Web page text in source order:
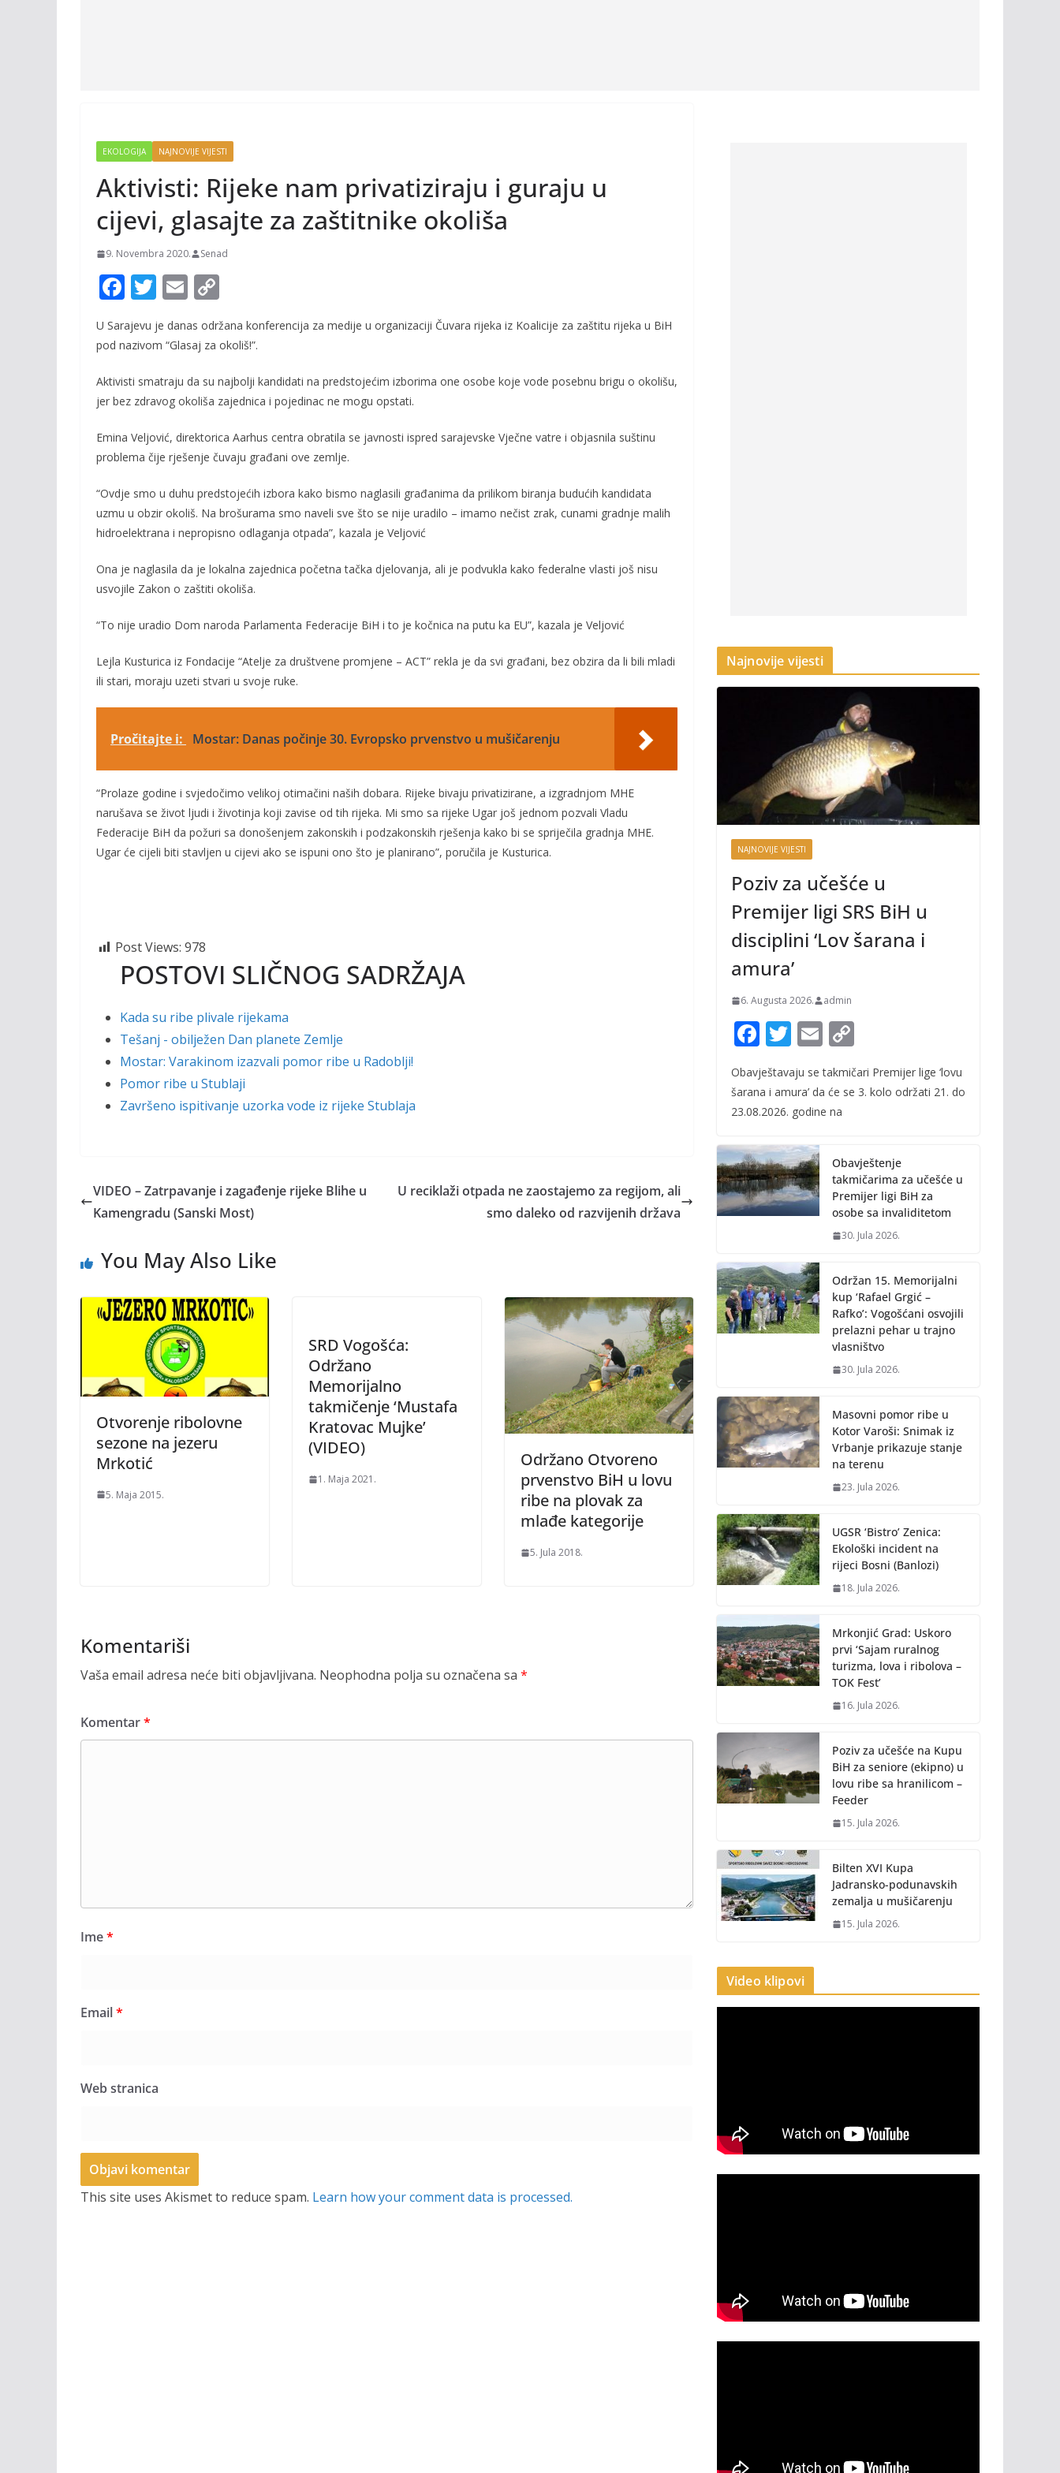
EKOLOGIJA NAJNOVIJE VIJESTI
Aktivisti: Rijeke nam privatiziraju i guraju u
cijevi, glasajte za zaštitnike okoliša
9. Novembra 2020. Senad
F
e
o
o
k
T
w
itt
E
ai
o
p
Li
n
k
U Sarajevu je danas održana konferencija za medije u organizaciji Čuvara rijeka iz Koalicije za zaštitu rijeka u BiH
pod nazivom “Glasaj za okoliš!”.
Aktivisti smatraju da su najbolji kandidati na predstojećim izborima one osobe koje vode posebnu brigu o okolišu,
jer bez zdravog okoliša zajednica i pojedinac ne mogu opstati.
Emina Veljović, direktorica Aarhus centra obratila se javnosti ispred sarajevske Vječne vatre i objasnila suštinu
problema čije rješenje čuvaju građani ove zemlje.
“Ovdje smo u duhu predstojećih izbora kako bismo naglasili građanima da prilikom biranja budućih kandidata
uzmu u obzir okoliš. Na brošurama smo naveli sve što se nije uradilo – imamo nečist zrak, cunami gradnje malih
hidroelektrana i nepropisno odlaganja otpada”, kazala je Veljović
Ona je naglasila da je lokalna zajednica početna tačka djelovanja, ali je podvukla kako federalne vlasti još nisu
usvojile Zakon o zaštiti okoliša.
“To nije uradio Dom naroda Parlamenta Federacije BiH i to je kočnica na putu ka EU”, kazala je Veljović
Lejla Kusturica iz Fondacije “Atelje za društvene promjene – ACT” rekla je da svi građani, bez obzira da li bili mladi
ili stari, moraju uzeti stvari u svoje ruke.
Pročitajte i: Mostar: Danas počinje 30. Evropsko prvenstvo u mušičarenju
“Prolaze godine i svjedočimo velikoj otimačini naših dobara. Rijeke bivaju privatizirane, a izgradnjom MHE
narušava se život ljudi i životinja koji zavise od tih rijeka. Mi smo sa rijeke Ugar još jednom pozvali Vladu
Federacije BiH da požuri sa donošenjem zakonskih i podzakonskih rješenja kako bi se spriječila gradnja MHE.
Ugar će cijeli biti stavljen u cijevi ako se ispuni ono što je planirano”, poručila je Kusturica.
Post Views: 978
POSTOVI SLIČNOG SADRŽAJA
Kada su ribe plivale rijekama
Tešanj - obilježen Dan planete Zemlje
Mostar: Varakinom izazvali pomor ribe u Radoblji!
Pomor ribe u Stublaji
Završeno ispitivanje uzorka vode iz rijeke Stublaja
VIDEO – Zatrpavanje i zagađenje rijeke Blihe u
Kamengradu (Sanski Most)
U reciklaži otpada ne zaostajemo za regijom, ali
smo daleko od razvijenih država
You May Also Like
Otvorenje ribolovne
sezone na jezeru
Mrkotić
5. Maja 2015.
SRD Vogošća:
Održano
Memorijalno
takmičenje ‘Mustafa
Kratovac Mujke’
(VIDEO)
1. Maja 2021.
Održano Otvoreno
prvenstvo BiH u lovu
ribe na plovak za
mlađe kategorije
5. Jula 2018.
Komentariši
Vaša email adresa neće biti objavljivana. Neophodna polja su označena sa *
Komentar*
Ime*
Email*
Web stranica
This site uses Akismet to reduce spam. Learn how your comment data is processed.
Najnovije vijesti
NAJNOVIJE VIJESTI
Poziv za učešće u
Premijer ligi SRS BiH u
disciplini ‘Lov šarana i
amura’
6. Augusta 2026. admin
F
ac
e
b
o
k
T
itt
er
E
m
ai
l
o
p
n
k
Obavještavaju se takmičari Premijer lige ‘lovu
šarana i amura’ da će se 3. kolo održati 21. do
23.08.2026. godine na
Obavještenje
takmičarima za učešće u
Premijer ligi BiH za
osobe sa invaliditetom
30. Jula 2026.
Održan 15. Memorijalni
kup ‘Rafael Grgić –
Rafko’: Vogošćani osvojili
prelazni pehar u trajno
vlasništvo
30. Jula 2026.
Masovni pomor ribe u
Kotor Varoši: Snimak iz
Vrbanje prikazuje stanje
na terenu
23. Jula 2026.
UGSR ‘Bistro’ Zenica:
Ekološki incident na
rijeci Bosni (Banlozi)
18. Jula 2026.
Mrkonjić Grad: Uskoro
prvi ‘Sajam ruralnog
turizma, lova i ribolova –
TOK Fest’
16. Jula 2026.
Poziv za učešće na Kupu
BiH za seniore (ekipno) u
lovu ribe sa hranilicom –
Feeder
15. Jula 2026.
Bilten XVI Kupa
Jadransko-podunavskih
zemalja u mušičarenju
15. Jula 2026.
Video klipovi